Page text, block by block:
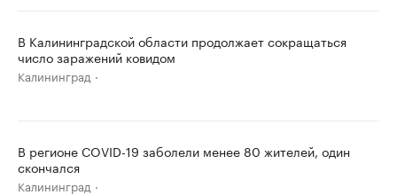
В Калининградской области продолжает сокращаться
число заражений ковидом
Калининград
В регионе COVID-19 заболели менее 80 жителей, один
скончался
Калининград